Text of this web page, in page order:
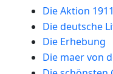
Die Aktion
Die deutsche
Die Erhebung
Die maer von